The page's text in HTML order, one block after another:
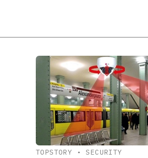
TOPSTORY • SECURITY